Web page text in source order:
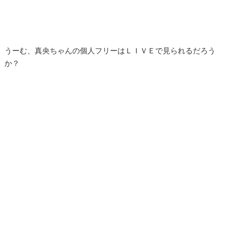
うーむ、真央ちゃんの個人フリーはＬＩＶＥで見られるだろう
か？